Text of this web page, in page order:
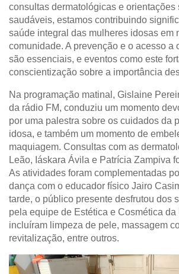
consultas dermatológicas e orientações
saudáveis, estamos contribuindo
saúde integral das mulheres idosas em
comunidade. A prevenção e o acesso a
são essenciais, e eventos como este
conscientização sobre a importância
Na programação matinal, Gislaine
da rádio FM, conduziu um momento
por uma palestra sobre os cuidados da
idosa, e também um momento de
maquiagem. Consultas com as
Leão, Iáskara Ávila e Patrícia Zampiva
As atividades foram complementadas
dança com o educador físico Jairo
tarde, o público presente desfrutou dos
pela equipe de Estética e Cosmética
incluíram limpeza de pele, massagem
revitalização, entre outros.